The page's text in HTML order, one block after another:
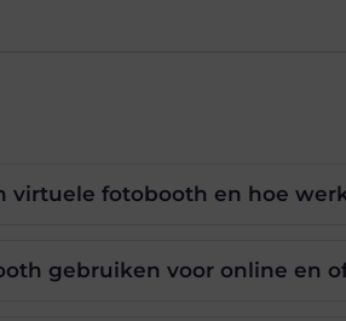
virtuele fotobooth en hoe
gebruiken voor online en